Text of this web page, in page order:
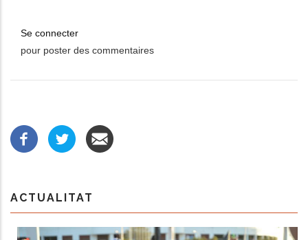
Se connecter
pour poster des commentaires
ACTUALITAT